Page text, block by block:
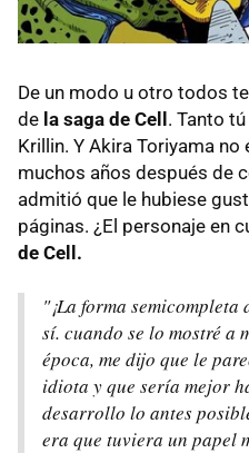
De un modo u otro todos
de la saga de Cell. Tanto
Krillin. Y Akira Toriyama no
muchos años después de
admitió que le hubiese
páginas. ¿El personaje en
de Cell.
"¡La forma
sí. cuando se lo mostré
época, me dijo que le
idiota y que sería mejor
desarrollo lo antes
era que tuviera un papel